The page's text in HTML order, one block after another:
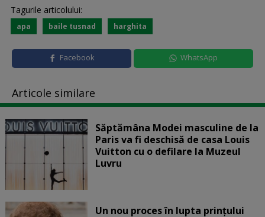
Tagurile articolului:
apa baile tusnad harghita
Facebook WhatsApp
Articole similare
Săptămâna Modei masculine de la
Paris va fi deschisă de casa Louis
Vuitton cu o defilare la Muzeul
Luvru
Un nou proces în lupta prinţului